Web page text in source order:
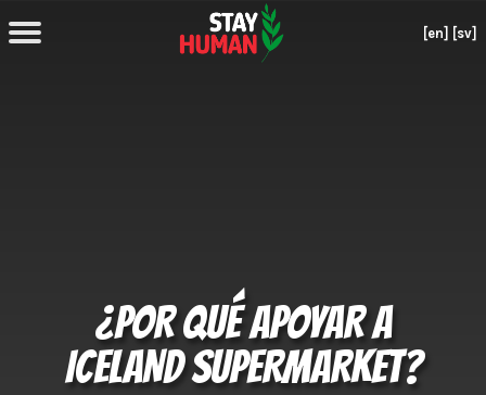
[en] [sv]
¿POR QUÉ APOYAR A
ICELAND SUPERMARKET?